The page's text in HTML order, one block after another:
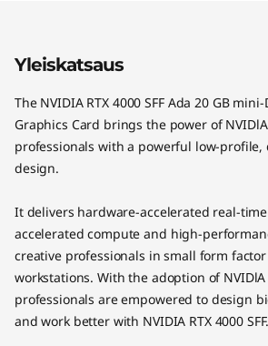
Yleiskatsaus
The NVIDIA RTX 4000 SFF Ada 20 GB mini-
Graphics Card brings the power of
professionals with a powerful low-profile,
design.
It delivers hardware-accelerated real-
accelerated compute and high-
creative professionals in small form factor
workstations. With the adoption of NVIDlA
professionals are empowered to design
and work better with NVIDIA RTX 4000 SFF.